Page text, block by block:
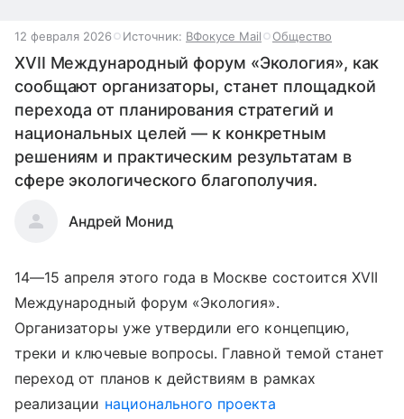
12 февраля 2026 Источник: ВФокусе Mail Общество
XVII Международный форум «Экология», как
сообщают организаторы, станет площадкой
перехода от планирования стратегий и
национальных целей — к конкретным
решениям и практическим результатам в
сфере экологического благополучия.
Андрей Монид
14—15 апреля этого года в Москве состоится XVII
Международный форум «Экология».
Организаторы уже утвердили его концепцию,
треки и ключевые вопросы. Главной темой станет
переход от планов к действиям в рамках
реализации национального проекта